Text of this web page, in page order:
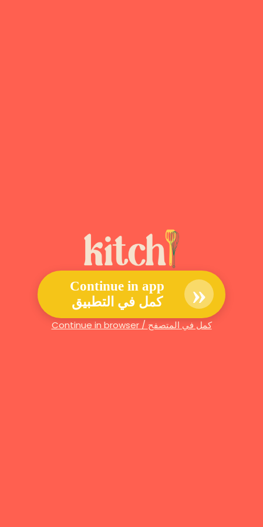
Continue in app
كمل في التطبيق
»
Continue in browser / كمل في المتصفح